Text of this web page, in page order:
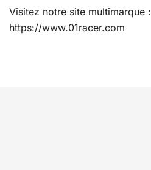
Visitez notre site multimarque :
https://www.01racer.com